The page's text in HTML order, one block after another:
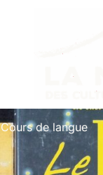
Cours de langue